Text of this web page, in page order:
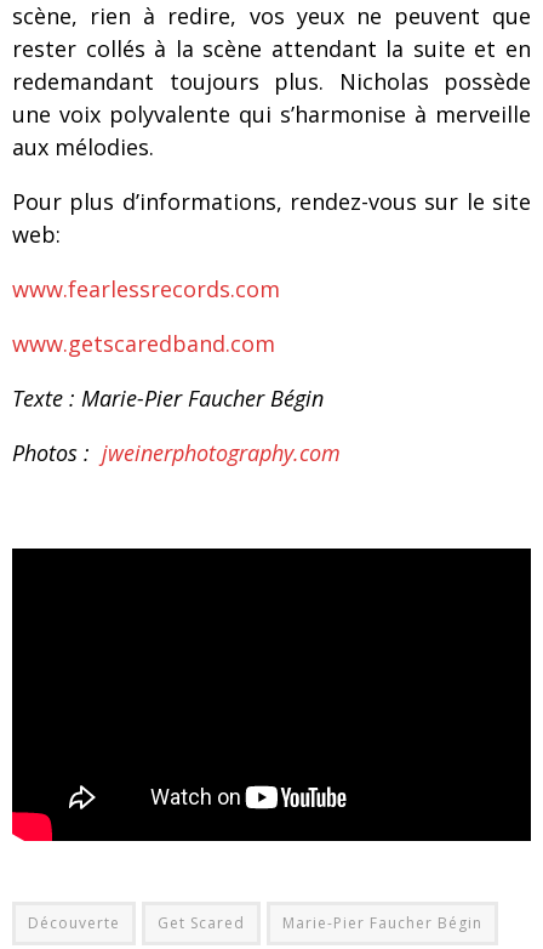
scène, rien à redire, vos yeux ne peuvent que
rester collés à la scène attendant la suite et en
redemandant toujours plus. Nicholas possède
une voix polyvalente qui s’harmonise à merveille
aux mélodies.
Pour plus d’informations, rendez-vous sur le site
web:
www.fearlessrecords.com
www.getscaredband.com
Texte : Marie-Pier Faucher Bégin
Photos : jweinerphotography.com
Découverte Get Scared Marie-Pier Faucher Bégin